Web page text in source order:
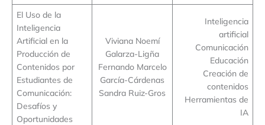
El Uso de la
Inteligencia
Artificial en la
Producción de
Contenidos por
Estudiantes de
Comunicación:
Desafíos y
Oportunidades
Viviana Noemí
Galarza-Ligña
Fernando Marcelo
García-Cárdenas
Sandra Ruiz-Gros
Inteligencia
artificial
Comunicación
Educación
Creación de
contenidos
Herramientas de
IA